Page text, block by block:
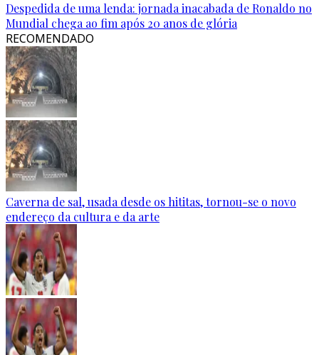
Despedida de uma lenda: jornada inacabada de Ronaldo no
Mundial chega ao fim após 20 anos de glória
RECOMENDADO
Caverna de sal, usada desde os hititas, tornou-se o novo
endereço da cultura e da arte